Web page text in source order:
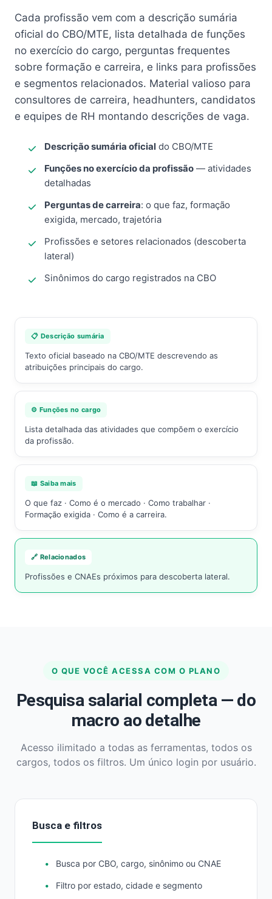
Cada profissão vem com a descrição sumária
oficial do CBO/MTE, lista detalhada de funções
no exercício do cargo, perguntas frequentes
sobre formação e carreira, e links para profissões
e segmentos relacionados. Material valioso para
consultores de carreira, headhunters, candidatos
e equipes de RH montando descrições de vaga.
Descrição sumária oficial do CBO/MTE
Funções no exercício da profissão — atividades
detalhadas
Perguntas de carreira: o que faz, formação
exigida, mercado, trajetória
Profissões e setores relacionados (descoberta
lateral)
Sinônimos do cargo registrados na CBO
📋 Descrição sumária
Texto oficial baseado na CBO/MTE descrevendo as
atribuições principais do cargo.
⚙️ Funções no cargo
Lista detalhada das atividades que compõem o exercício
da profissão.
📖 Saiba mais
O que faz · Como é o mercado · Como trabalhar ·
Formação exigida · Como é a carreira.
🔗 Relacionados
Profissões e CNAEs próximos para descoberta lateral.
O QUE VOCÊ ACESSA COM O PLANO
Pesquisa salarial completa — do
macro ao detalhe
Acesso ilimitado a todas as ferramentas, todos os
cargos, todos os filtros. Um único login por usuário.
Busca e filtros
Busca por CBO, cargo, sinônimo ou CNAE
Filtro por estado, cidade e segmento